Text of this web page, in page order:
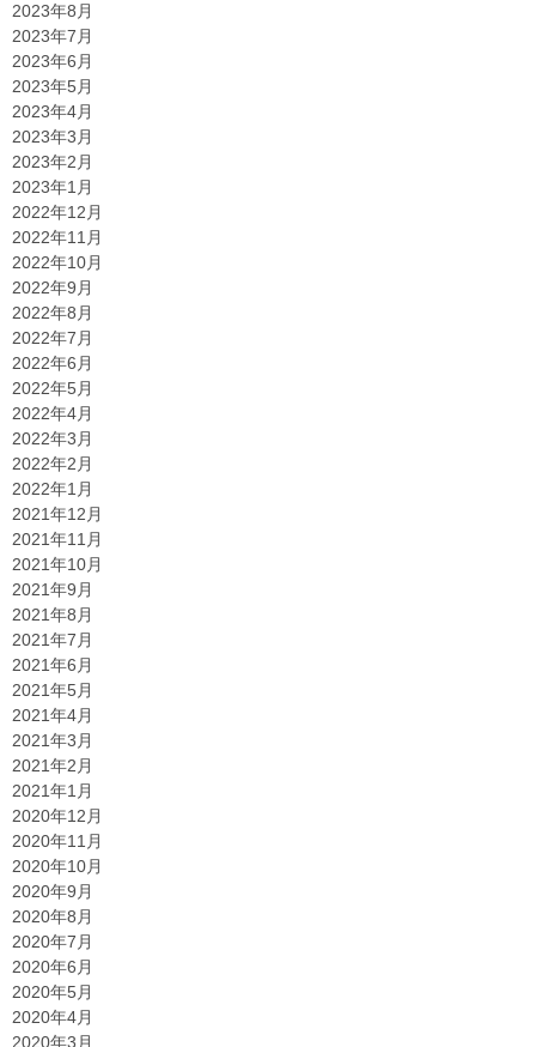
2023年8月
2023年7月
2023年6月
2023年5月
2023年4月
2023年3月
2023年2月
2023年1月
2022年12月
2022年11月
2022年10月
2022年9月
2022年8月
2022年7月
2022年6月
2022年5月
2022年4月
2022年3月
2022年2月
2022年1月
2021年12月
2021年11月
2021年10月
2021年9月
2021年8月
2021年7月
2021年6月
2021年5月
2021年4月
2021年3月
2021年2月
2021年1月
2020年12月
2020年11月
2020年10月
2020年9月
2020年8月
2020年7月
2020年6月
2020年5月
2020年4月
2020年3月